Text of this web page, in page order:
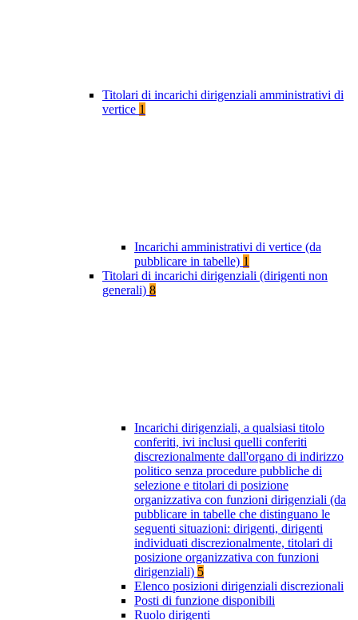
Titolari di incarichi dirigenziali amministrativi di
vertice 1
Incarichi amministrativi di vertice (da
pubblicare in tabelle) 1
Titolari di incarichi dirigenziali (dirigenti non
generali) 8
Incarichi dirigenziali, a qualsiasi titolo
conferiti, ivi inclusi quelli conferiti
discrezionalmente dall'organo di indirizzo
politico senza procedure pubbliche di
selezione e titolari di posizione
organizzativa con funzioni dirigenziali (da
pubblicare in tabelle che distinguano le
seguenti situazioni: dirigenti, dirigenti
individuati discrezionalmente, titolari di
posizione organizzativa con funzioni
dirigenziali) 5
Elenco posizioni dirigenziali discrezionali
Posti di funzione disponibili
Ruolo dirigenti